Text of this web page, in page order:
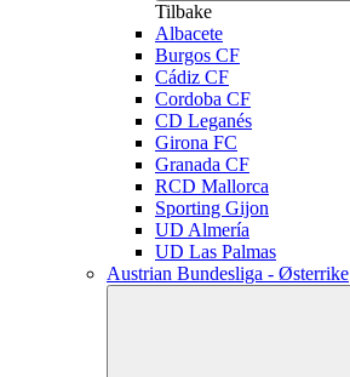
Tilbake
Albacete
Burgos CF
Cádiz CF
Cordoba CF
CD Leganés
Girona FC
Granada CF
RCD Mallorca
Sporting Gijon
UD Almería
UD Las Palmas
Austrian Bundesliga - Østerrike